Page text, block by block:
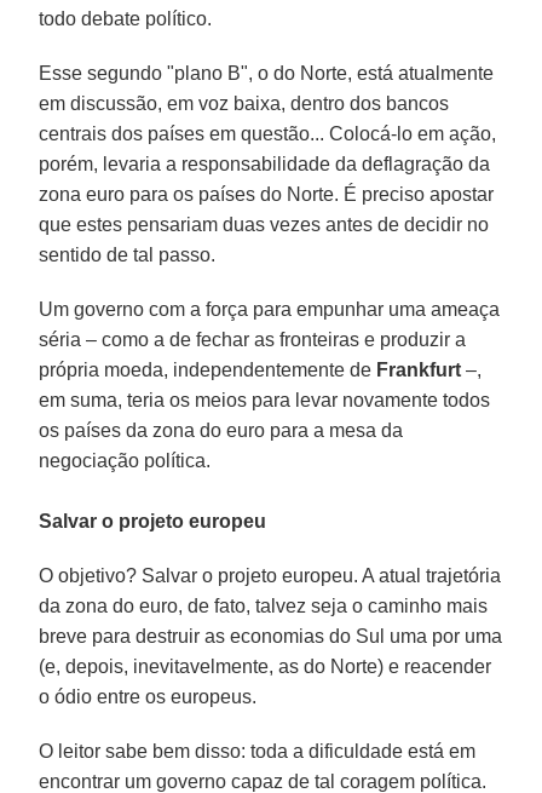
todo debate político.
Esse segundo "plano B", o do Norte, está atualmente
em discussão, em voz baixa, dentro dos bancos
centrais dos países em questão... Colocá-lo em ação,
porém, levaria a responsabilidade da deflagração da
zona euro para os países do Norte. É preciso apostar
que estes pensariam duas vezes antes de decidir no
sentido de tal passo.
Um governo com a força para empunhar uma ameaça
séria – como a de fechar as fronteiras e produzir a
própria moeda, independentemente de Frankfurt –,
em suma, teria os meios para levar novamente todos
os países da zona do euro para a mesa da
negociação política.
Salvar o projeto europeu
O objetivo? Salvar o projeto europeu. A atual trajetória
da zona do euro, de fato, talvez seja o caminho mais
breve para destruir as economias do Sul uma por uma
(e, depois, inevitavelmente, as do Norte) e reacender
o ódio entre os europeus.
O leitor sabe bem disso: toda a dificuldade está em
encontrar um governo capaz de tal coragem política.